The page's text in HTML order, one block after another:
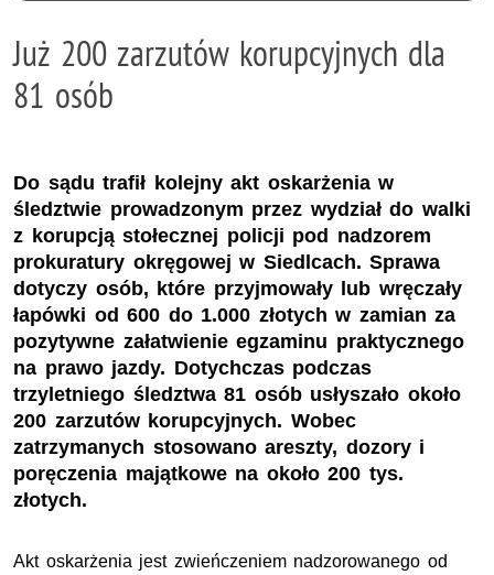
Już 200 zarzutów korupcyjnych dla
81 osób
Do sądu trafił kolejny akt oskarżenia w
śledztwie prowadzonym przez wydział do walki
z korupcją stołecznej policji pod nadzorem
prokuratury okręgowej w Siedlcach. Sprawa
dotyczy osób, które przyjmowały lub wręczały
łapówki od 600 do 1.000 złotych w zamian za
pozytywne załatwienie egzaminu praktycznego
na prawo jazdy. Dotychczas podczas
trzyletniego śledztwa 81 osób usłyszało około
200 zarzutów korupcyjnych. Wobec
zatrzymanych stosowano areszty, dozory i
poręczenia majątkowe na około 200 tys.
złotych.
Akt oskarżenia jest zwieńczeniem nadzorowanego od